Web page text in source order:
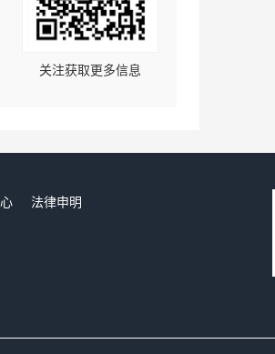
关注获取更多信息
法律申明